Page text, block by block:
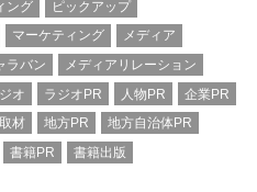
ング
ピックアップ
マーケティング
メディア
ラバン
メディアリレーション
オ ラジオPR 人物PR
企業PR
取材 地方PR
地方自治体PR
書籍PR
書籍出版